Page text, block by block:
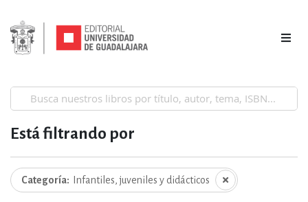
Está filtrando por
Categoría Infantiles, juveniles y didácticos